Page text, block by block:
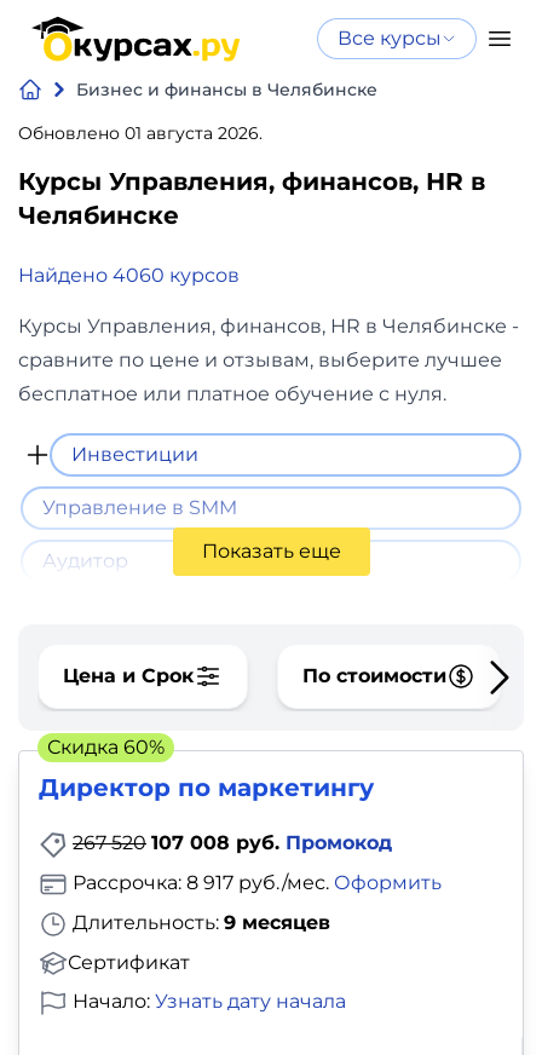
Все курсы
Бизнес и финансы в Челябинске
Обновлено 01 августа 2026.
Курсы Управления, финансов, НR в
Челябинске
Найдено 4060 курсов
Курсы Управления, финансов, НR в Челябинске -
сравните по цене и отзывам, выберите лучшее
бесплатное или платное обучение с нуля.
Инвестиции
Управление в SMM
Аудитор Показать еще
Цена и Срок По стоимости
Директор по маркетингу
267 520 107 008 руб. Промокод
Длительность: 9 месяцев
Сертификат
Рассрочка: 8 917 руб./мес. Оформить
Начало: Узнать дату начала
Скидка 60%
Нейросеть
Программирование
и
финансы
Дизайн
Аналитика
Видео,
фото,
Иностранный
язык
Для
детей
Красота,
здоровье,
фитнес
Курсы по
искусственному
Бесплатно